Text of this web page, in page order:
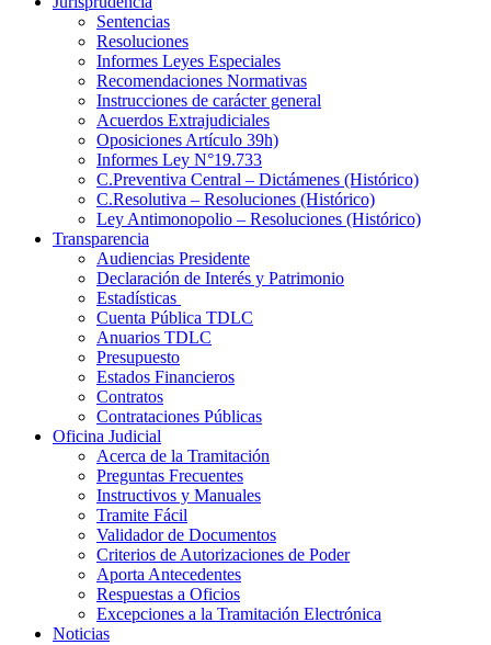
Sentencias
Resoluciones
Informes Leyes Especiales
Recomendaciones Normativas
Instrucciones de carácter general
Acuerdos Extrajudiciales
Oposiciones Artículo 39h)
Informes Ley N°19.733
C.Preventiva Central – Dictámenes (Histórico)
C.Resolutiva – Resoluciones (Histórico)
Ley Antimonopolio – Resoluciones (Histórico)
Transparencia
Audiencias Presidente
Declaración de Interés y Patrimonio
Estadísticas
Cuenta Pública TDLC
Anuarios TDLC
Presupuesto
Estados Financieros
Contratos
Contrataciones Públicas
Oficina Judicial
Acerca de la Tramitación
Preguntas Frecuentes
Instructivos y Manuales
Tramite Fácil
Validador de Documentos
Criterios de Autorizaciones de Poder
Aporta Antecedentes
Respuestas a Oficios
Excepciones a la Tramitación Electrónica
Noticias